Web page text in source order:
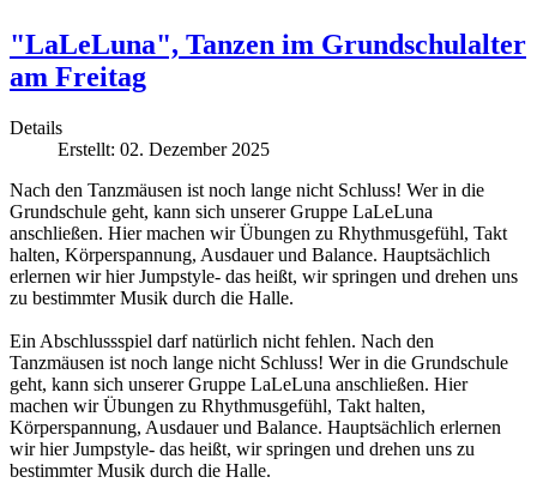
"LaLeLuna", Tanzen im Grundschulalter
am Freitag
Details
Erstellt: 02. Dezember 2025
Nach den Tanzmäusen ist noch lange nicht Schluss! Wer in die
Grundschule geht, kann sich unserer Gruppe LaLeLuna
anschließen. Hier machen wir Übungen zu Rhythmusgefühl, Takt
halten, Körperspannung, Ausdauer und Balance. Hauptsächlich
erlernen wir hier Jumpstyle- das heißt, wir springen und drehen uns
zu bestimmter Musik durch die Halle.
Ein Abschlussspiel darf natürlich nicht fehlen. Nach den
Tanzmäusen ist noch lange nicht Schluss! Wer in die Grundschule
geht, kann sich unserer Gruppe LaLeLuna anschließen. Hier
machen wir Übungen zu Rhythmusgefühl, Takt halten,
Körperspannung, Ausdauer und Balance. Hauptsächlich erlernen
wir hier Jumpstyle- das heißt, wir springen und drehen uns zu
bestimmter Musik durch die Halle.